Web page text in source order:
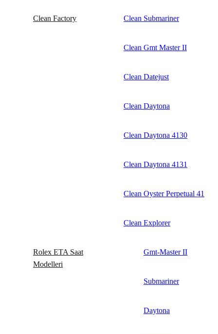
Clean Factory Clean Submariner
Clean Gmt Master II
Clean Datejust
Clean Daytona
Clean Daytona 4130
Clean Daytona 4131
Clean Oyster Perpetual 41
Clean Explorer
Rolex ETA Saat
Modelleri
Gmt-Master II
Submariner
Daytona